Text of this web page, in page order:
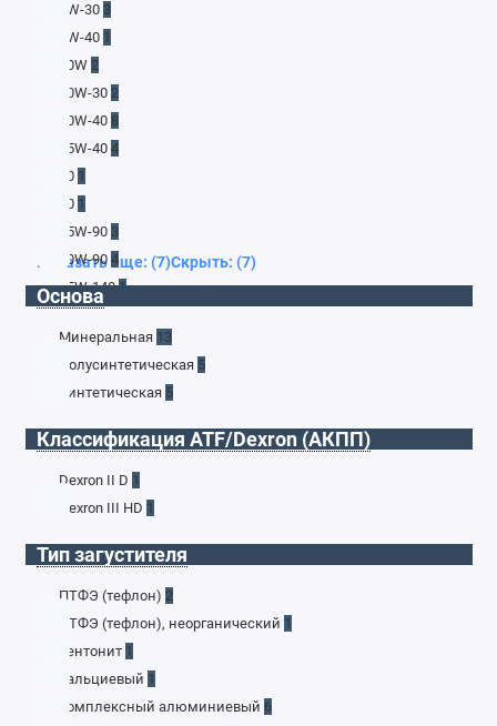
5W-30 3
5W-40 1
10W 2
10W-30 2
10W-40 8
15W-40 4
30 1
40 1
75W-90 3
80W-90 4
85W-1401
Показать еще: (7)Скрыть: (7)
Основа
Минеральная 13
Полусинтетическая 5
Синтетическая 5
Классификация ATF/Dexron (АКПП)
Dexron II D 1
Dexron III HD 1
Тип загустителя
ПТФЭ (тефлон) 2
ПТФЭ (тефлон), неорганический 1
бентонит 1
кальциевый 1
комплексный алюминиевый 6